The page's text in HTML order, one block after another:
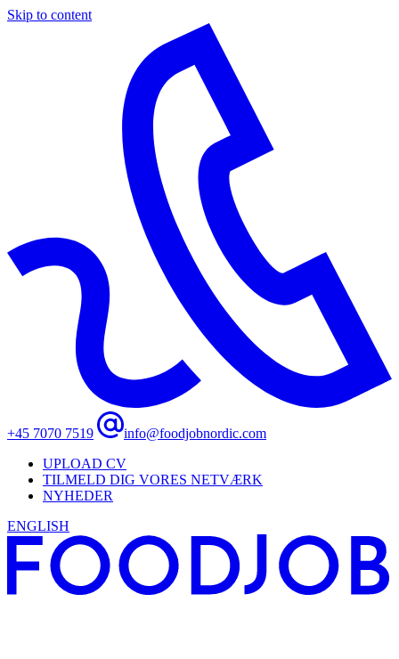
Skip to content
+45 7070 7519
info@foodjobnordic.com
UPLOAD CV
TILMELD DIG VORES NETVÆRK
NYHEDER
ENGLISH